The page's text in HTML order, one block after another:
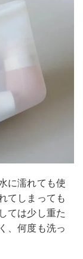
に濡れても使
てしまっても
ては少し重た
、何度も洗っ